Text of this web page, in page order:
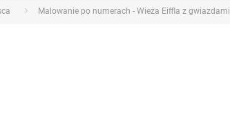
Malowanie po numerach - Wieża Eiffla z gwiazdami